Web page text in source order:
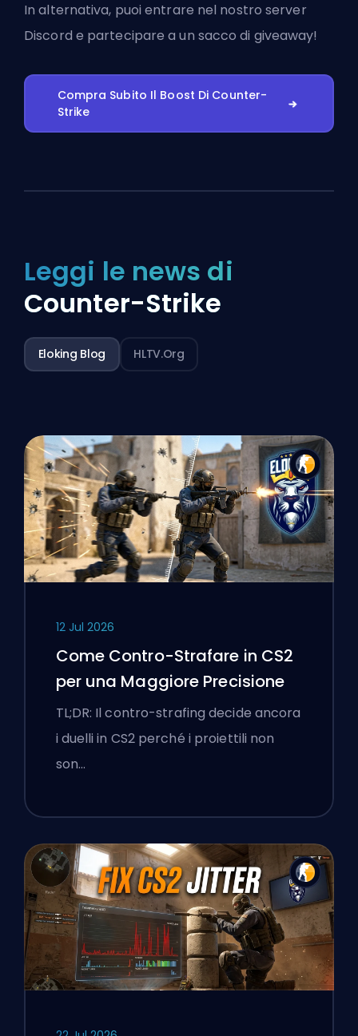
In alternativa, puoientrare nel nostro server
Discord e partecipare a un sacco di giveaway!
Compra Subito Il Boost Di Counter-
Strike
Leggi le news di
Counter-Strike
Eloking Blog HLTV.org
12 Jul 2026
Come Contro-Strafare in CS2
per una Maggiore Precisione
TL;DR: Il contro-strafing decide ancora
i duelli in CS2 perché i proiettili non
son…